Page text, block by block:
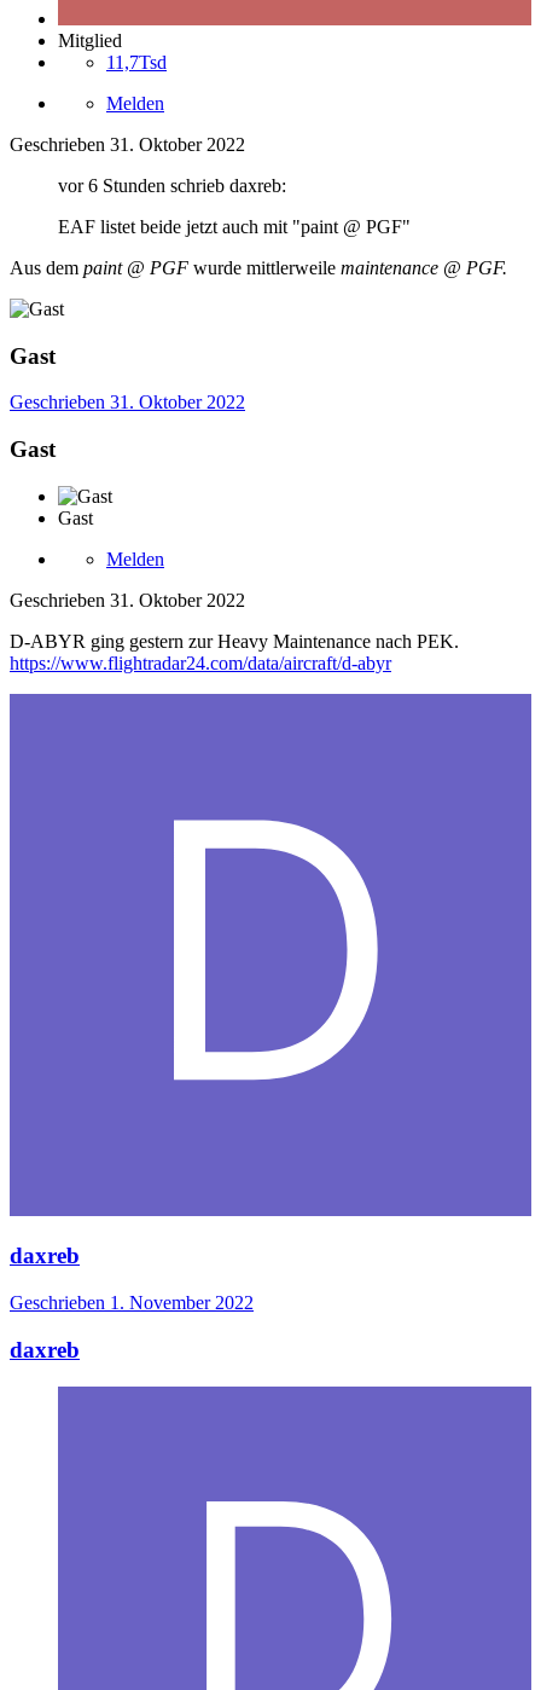
Mitglied
11,7Tsd
Melden
Geschrieben 31. Oktober 2022
vor 6 Stunden schrieb daxreb:
EAF listet beide jetzt auch mit "paint @ PGF"
Aus dem paint @ PGF wurde mittlerweile maintenance @ PGF.
Gast
Geschrieben 31. Oktober 2022
Gast
Gast
Melden
Geschrieben 31. Oktober 2022
D-ABYR ging gestern zur Heavy Maintenance nach PEK.
https://www.flightradar24.com/data/aircraft/d-abyr
daxreb
Geschrieben 1. November 2022
daxreb